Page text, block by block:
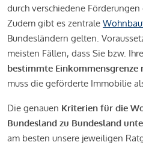
durch verschiedene
Zudem gibt es zentrale
Bundesländern gelten.
meisten Fällen, dass Sie bzw.
bestimmte Einkommensgrenze
muss die geförderte Immobilie
Die genauen Kriterien für die
Bundesland zu Bundesland
am besten unsere jeweiligen